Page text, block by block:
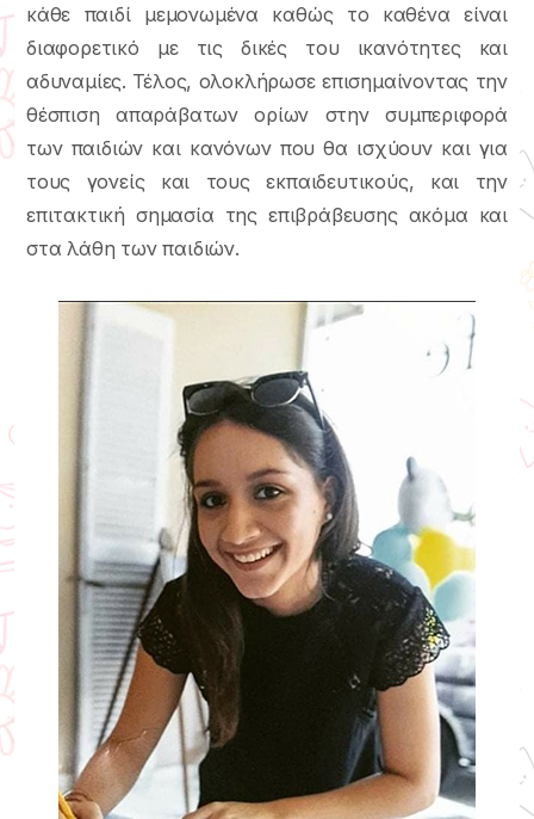
κάθε παιδί μεμονωμένα καθώς το καθένα είναι
διαφορετικό με τις δικές του ικανότητες και
αδυναμίες. Τέλος, ολοκλήρωσε επισημαίνοντας την
θέσπιση απαράβατων ορίων στην συμπεριφορά
των παιδιών και κανόνων που θα ισχύουν και για
τους γονείς και τους εκπαιδευτικούς, και την
επιτακτική σημασία της επιβράβευσης ακόμα και
στα λάθη των παιδιών.